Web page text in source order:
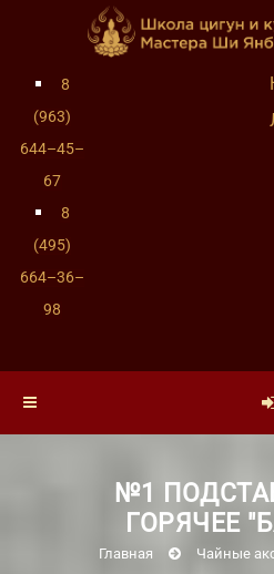
8
(963)
644–45–
67
8
(495)
664–36–
98
№1
ГОРЯЧЕЕ
Главная Чайные